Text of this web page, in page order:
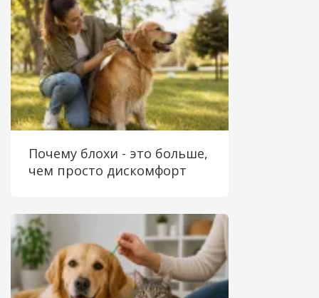
Почему блохи - это больше,
чем просто дискомфорт